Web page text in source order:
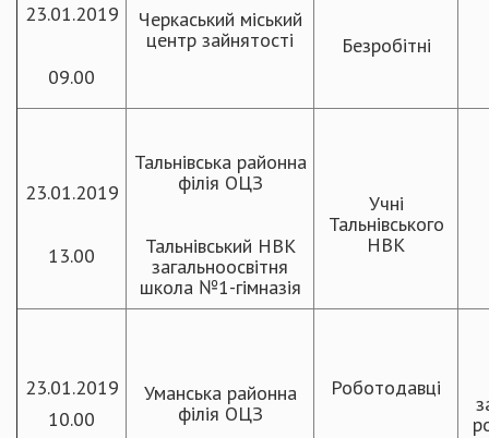
23.01.2019
09.00
Черкаський міський
центр зайнятості
Безробітні
23.01.2019
13.00
Тальнівська районна
філія ОЦЗ
Тальнівський НВК
загальноосвітня
школа №1-гімназія
Учні
Тальнівського
НВК
23.01.2019
10.00
Уманська районна
філія ОЦЗ
Роботодавці